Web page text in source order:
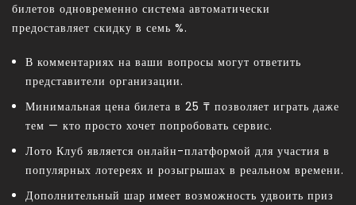
билетов одновременно система автоматически
предоставляет скидку в семь %.
В комментариях на ваши вопросы могут ответить
представители организации.
Минимальная цена билета в 25 ₸ позволяет играть даже
тем — кто просто хочет попробовать сервис.
Лото Клуб является онлайн-платформой для участия в
популярных лотереях и розыгрышах в реальном времени.
Дополнительный шар имеет возможность удвоить приз